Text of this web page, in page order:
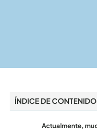
ÍNDICE DE
Actualmente,